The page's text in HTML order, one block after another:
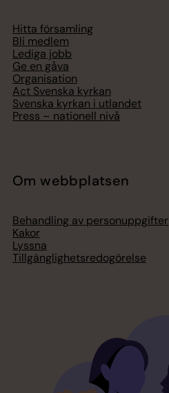
Hitta församling
Bli medlem
Lediga jobb
Ge en gåva
Organisation
Act Svenska kyrkan
Svenska kyrkan i utlandet
Press – nationell nivå
Om webbplatsen
Behandling av personuppgifter
Kakor
Lyssna
Tillgänglighetsredogörelse